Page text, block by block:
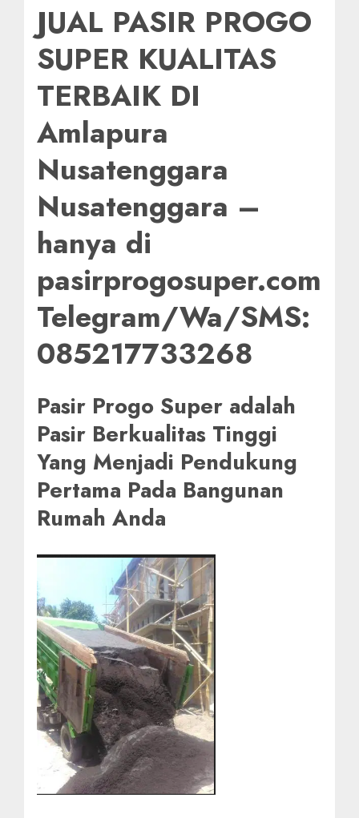
JUAL PASIR PROGO
SUPER KUALITAS
TERBAIK DI
Amlapura
Nusatenggara
Nusatenggara –
hanya di
pasirprogosuper.com
Telegram/Wa/SMS:
085217733268
Pasir Progo Super adalah
Pasir Berkualitas Tinggi
Yang Menjadi Pendukung
Pertama Pada Bangunan
Rumah Anda